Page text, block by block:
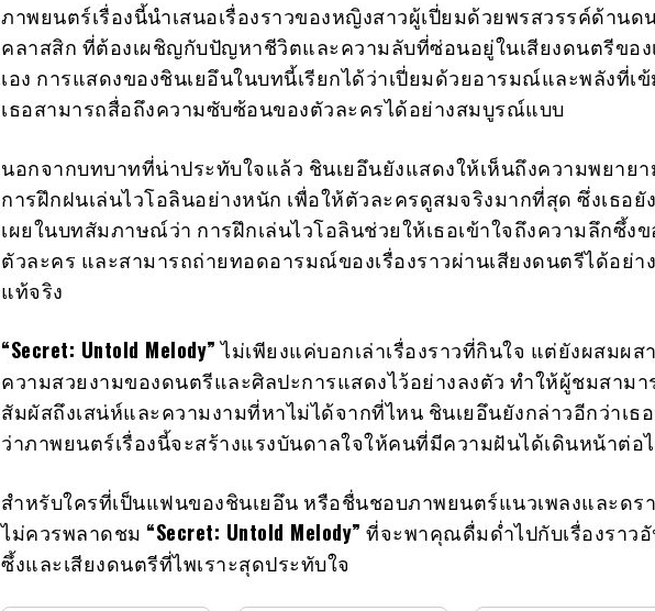
ภาพยนตร์เรื่องนี้นำเสนอเรื่องราวของหญิงสาวผู้เปี่ยมด้วยพรสวรรค์ด้านด
คลาสสิก ที่ต้องเผชิญกับปัญหาชีวิตและความลับที่ซ่อนอยู่ในเสียงดนตรีของ
เอง การแสดงของชินเยอึนในบทนี้เรียกได้ว่าเปี่ยมด้วยอารมณ์และพลังที่เ
เธอสามารถสื่อถึงความซับซ้อนของตัวละครได้อย่างสมบูรณ์แบบ
นอกจากบทบาทที่น่าประทับใจแล้ว ชินเยอึนยังแสดงให้เห็นถึงความพยาย
การฝึกฝนเล่นไวโอลินอย่างหนัก เพื่อให้ตัวละครดูสมจริงมากที่สุด ซึ่งเธอยั
เผยในบทสัมภาษณ์ว่า การฝึกเล่นไวโอลินช่วยให้เธอเข้าใจถึงความลึกซึ้งข
ตัวละคร และสามารถถ่ายทอดอารมณ์ของเรื่องราวผ่านเสียงดนตรีได้อย่าง
แท้จริง
“Secret: Untold Melody”ไม่เพียงแค่บอกเล่าเรื่องราวที่กินใจ แต่ยังผสมผส
ความสวยงามของดนตรีและศิลปะการแสดงไว้อย่างลงตัว ทำให้ผู้ชมสามา
สัมผัสถึงเสน่ห์และความงามที่หาไม่ได้จากที่ไหน ชินเยอึนยังกล่าวอีกว่าเธ
ว่าภาพยนตร์เรื่องนี้จะสร้างแรงบันดาลใจให้คนที่มีความฝันได้เดินหน้าต่อ
สำหรับใครที่เป็นแฟนของชินเยอึน หรือชื่นชอบภาพยนตร์แนวเพลงและดร
ไม่ควรพลาดชม “Secret: Untold Melody” ที่จะพาคุณดื่มด่ำไปกับเรื่องราว
ซึ้งและเสียงดนตรีที่ไพเราะสุดประทับใจ